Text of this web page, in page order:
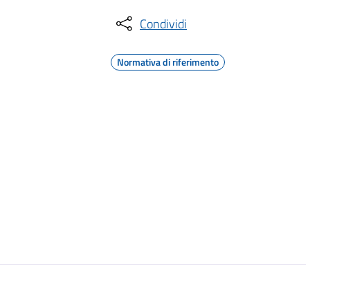
Condividi
Normativa di riferimento